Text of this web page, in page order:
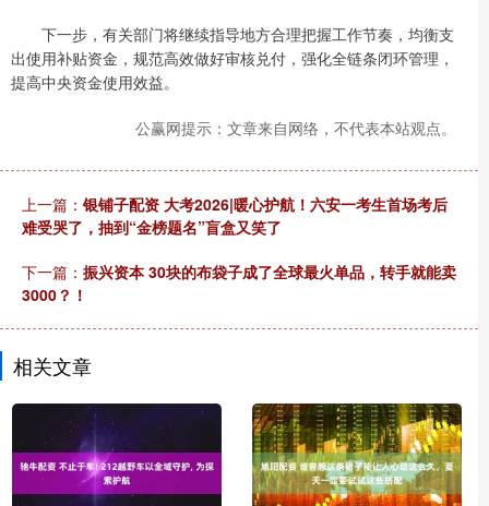
下一步，有关部门将继续指导地方合理把握工作节奏，均衡支
出使用补贴资金，规范高效做好审核兑付，强化全链条闭环管理，
提高中央资金使用效益。
公赢网提示：文章来自网络，不代表本站观点。
上一篇： 银铺子配资 大考2026| 暖心护航！六安一考生首场考后
难受哭了，抽到“金榜题名”盲盒又笑了
下一篇： 振兴资本 30块的布袋子成了全球最火单品，转手就能卖
3000？！
相关文章